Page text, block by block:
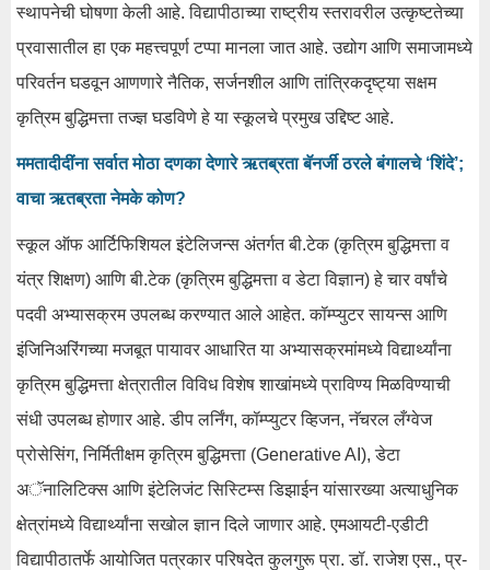
स्थापनेची घोषणा केली आहे. विद्यापीठाच्या राष्ट्रीय स्तरावरील उत्कृष्टतेच्या
प्रवासातील हा एक महत्त्वपूर्ण टप्पा मानला जात आहे. उद्योग आणि समाजामध्ये
परिवर्तन घडवून आणणारे नैतिक, सर्जनशील आणि तांत्रिकदृष्ट्या सक्षम
कृत्रिम बुद्धिमत्ता तज्ज्ञ घडविणे हे या स्कूलचे प्रमुख उद्दिष्ट आहे.
ममतादीदींना सर्वात मोठा दणका देणारे ऋतब्रता बॅनर्जी ठरले बंगालचे ‘शिंदे’;
वाचा ऋतब्रता नेमके कोण?
स्कूल ऑफ आर्टिफिशियल इंटेलिजन्स अंतर्गत बी.टेक (कृत्रिम बुद्धिमत्ता व
यंत्र शिक्षण) आणि बी.टेक (कृत्रिम बुद्धिमत्ता व डेटा विज्ञान) हे चार वर्षांचे
पदवी अभ्यासक्रम उपलब्ध करण्यात आले आहेत. कॉम्प्युटर सायन्स आणि
इंजिनिअरिंगच्या मजबूत पायावर आधारित या अभ्यासक्रमांमध्ये विद्यार्थ्यांना
कृत्रिम बुद्धिमत्ता क्षेत्रातील विविध विशेष शाखांमध्ये प्राविण्य मिळविण्याची
संधी उपलब्ध होणार आहे. डीप लर्निंग, कॉम्प्युटर व्हिजन, नॅचरल लँग्वेज
प्रोसेसिंग, निर्मितीक्षम कृत्रिम बुद्धिमत्ता (Generative AI), डेटा
अॅनालिटिक्स आणि इंटेलिजंट सिस्टिम्स डिझाईन यांसारख्या अत्याधुनिक
क्षेत्रांमध्ये विद्यार्थ्यांना सखोल ज्ञान दिले जाणार आहे. एमआयटी-एडीटी
विद्यापीठातर्फे आयोजित पत्रकार परिषदेत कुलगुरू प्रा. डॉ. राजेश एस., प्र-